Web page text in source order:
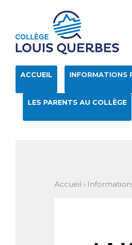
navigation
ACCUEIL INFORMATIONS
LES PARENTS AU COLLÈGE
Accueil ›